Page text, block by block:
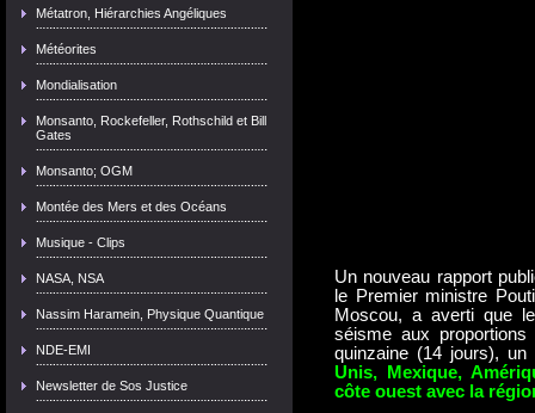
Métatron, Hiérarchies Angéliques
Météorites
Mondialisation
Monsanto, Rockefeller, Rothschild et Bill
Gates
Monsanto; OGM
Montée des Mers et des Océans
Musique - Clips
NASA, NSA
Nassim Haramein, Physique Quantique
NDE-EMI
Newsletter de Sos Justice
Un nouveau rapport
le Premier ministre
Moscou, a averti que
séisme aux
quinzaine (14 jours),
Unis, Mexique,
côte ouest avec la